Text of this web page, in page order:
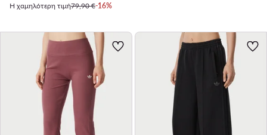
Η χαμηλότερη τιμή79,90 €-16%